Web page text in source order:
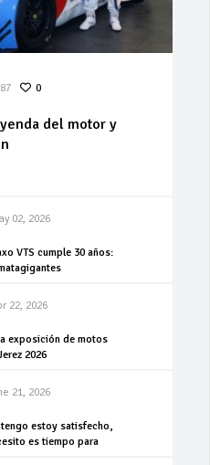
0
del motor y
02, 2026
VTS cumple 30 años:
22, 2026
exposición de motos
2026
21, 2026
tengo estoy satisfecho,
es tiempo para